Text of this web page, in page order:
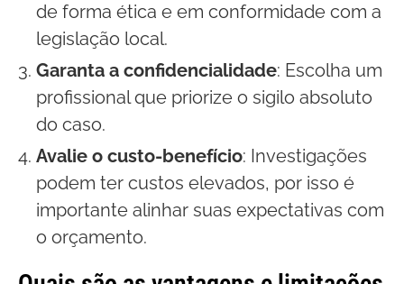
de forma ética e em conformidade com a
legislação local.
Garanta a confidencialidade: Escolha um
profissional que priorize o sigilo absoluto
do caso.
Avalie o custo-benefício: Investigações
podem ter custos elevados, por isso é
importante alinhar suas expectativas com
o orçamento.